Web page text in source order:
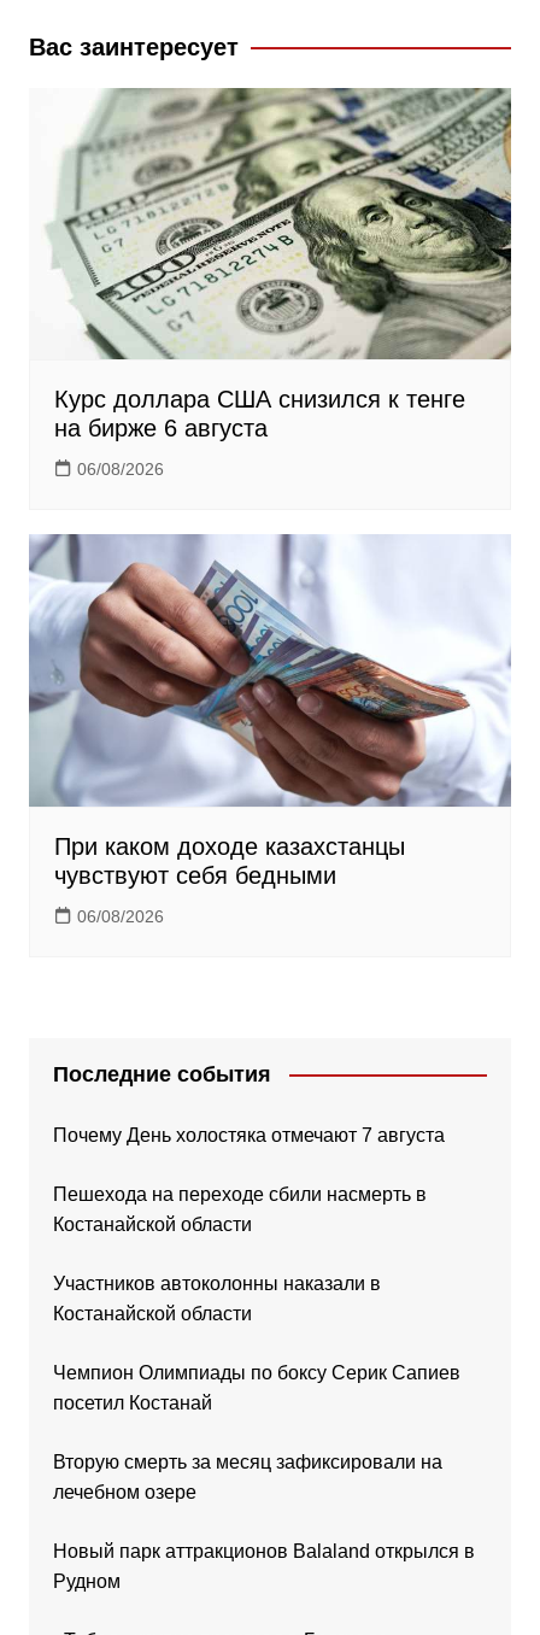
k
s
n
i
k
i
m
Вас заинтересует
Курс доллара США снизился к тенге
на бирже 6 августа
06/08/2026
При каком доходе казахстанцы
чувствуют себя бедными
06/08/2026
Последние события
Почему День холостяка отмечают 7 августа
Пешехода на переходе сбили насмерть в
Костанайской области
Участников автоколонны наказали в
Костанайской области
Чемпион Олимпиады по боксу Серик Сапиев
посетил Костанай
Вторую смерть за месяц зафиксировали на
лечебном озере
Новый парк аттракционов Balaland открылся в
Рудном